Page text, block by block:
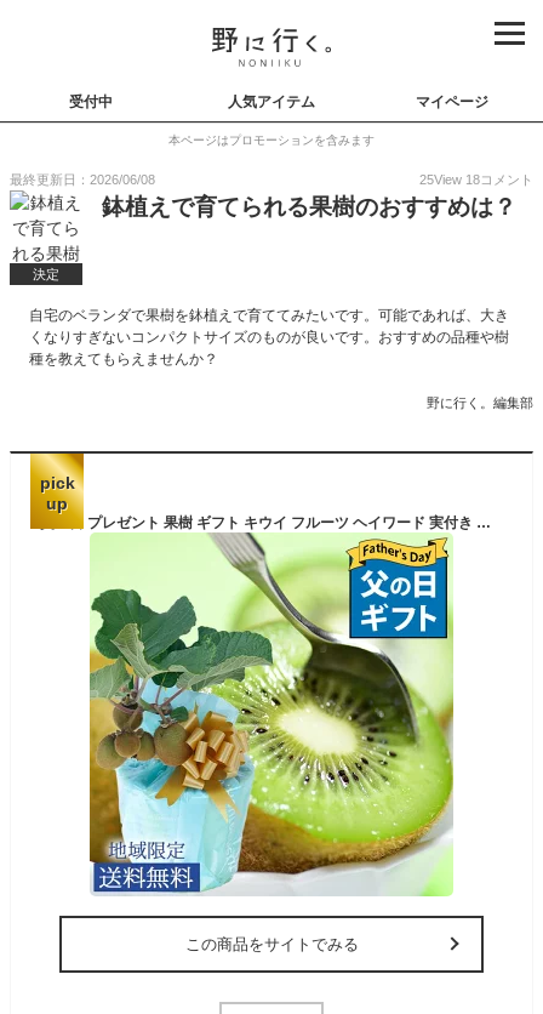
受付中 人気アイテム マイページ
本ページはプロモーションを含みます
最終更新日：2026/06/08 25View 18コメント
決定
鉢植えで育てられる果樹のおすすめは？
自宅のベランダで果樹を鉢植えで育ててみたいです。可能であれば、大き
くなりすぎないコンパクトサイズのものが良いです。おすすめの品種や樹
種を教えてもらえませんか？
野に行く。編集部
pick
up
父の日 プレゼント 果樹 ギフト キウイ フルーツ ヘイワード 実付き 雄木＆雌木 2鉢セット 5号 果樹 鉢植え【父の日期間6月10日〜6月15日 地域限定送料無料】60代 70代 80代 お父さん 義父 果物 誕生日 果実 父 祖父 贈り物 記念樹 花 fd2025【P2 6/4〜11】
この商品をサイトでみる